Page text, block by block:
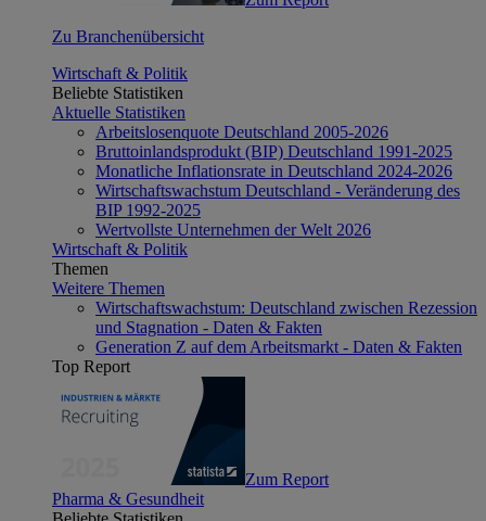
Zu Branchenübersicht
Wirtschaft & Politik
Beliebte Statistiken
Aktuelle Statistiken
Arbeitslosenquote Deutschland 2005-2026
Bruttoinlandsprodukt (BIP) Deutschland 1991-2025
Monatliche Inflationsrate in Deutschland 2024-2026
Wirtschaftswachstum Deutschland - Veränderung des
BIP 1992-2025
Wertvollste Unternehmen der Welt 2026
Wirtschaft & Politik
Themen
Weitere Themen
Wirtschaftswachstum: Deutschland zwischen Rezession
und Stagnation - Daten & Fakten
Generation Z auf dem Arbeitsmarkt - Daten & Fakten
Top Report
Zum Report
Pharma & Gesundheit